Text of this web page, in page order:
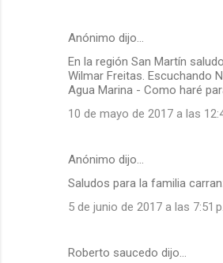
Anónimo dijo…
En la región San Martín
Wilmar Freitas. Escuchando
Agua Marina - Como haré
10 de mayo de 2017 a las
Anónimo dijo…
Saludos para la familia
5 de junio de 2017 a las 7:51
Roberto saucedo dijo…